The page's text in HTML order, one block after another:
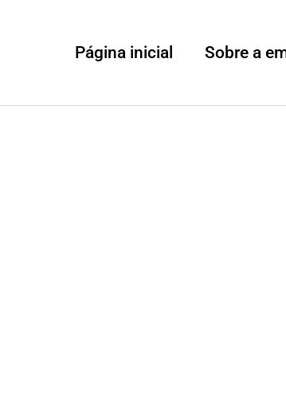
Página inicial Sobre a